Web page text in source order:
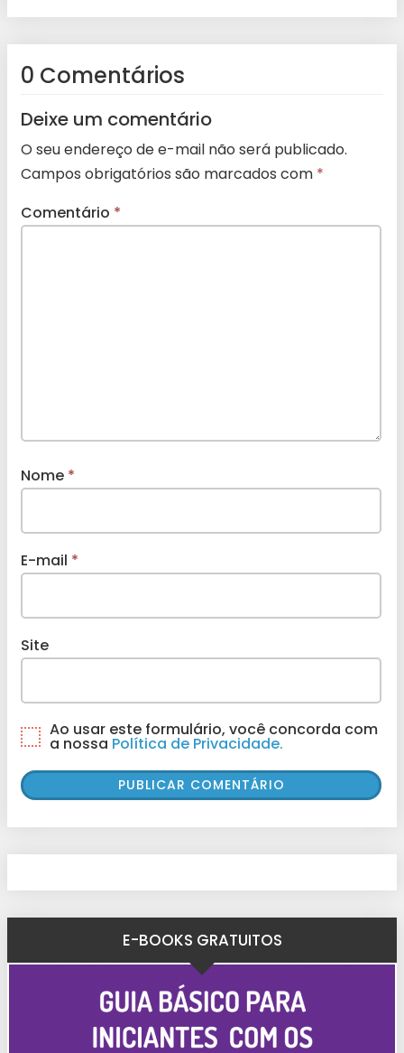
0 Comentários
Deixe um comentário
O seu endereço de e-mail não será publicado.
Campos obrigatórios são marcados com *
Comentário *
Nome *
E-mail *
Site
Ao usar este formulário, você concorda com
a nossa Política de Privacidade.
E-BOOKS GRATUITOS